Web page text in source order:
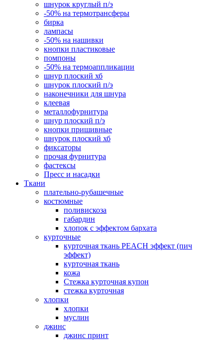
шнурок круглый п/э
-50% на термотрансферы
бирка
лампасы
-50% на нашивки
кнопки пластиковые
помпоны
-50% на термоаппликации
шнур плоский хб
шнурок плоский п/э
наконечники для шнура
клеевая
металлофурнитура
шнур плоский п/э
кнопки пришивные
шнурок плоский хб
фиксаторы
прочая фурнитура
фастексы
Пресс и насадки
Ткани
плательно-рубашечные
костюмные
поливискоза
габардин
хлопок с эффектом бархата
курточные
курточная ткань PEACH эффект (пич
эффект)
курточная ткань
кожа
Стежка курточная купон
стежка курточная
хлопки
хлопки
муслин
джинс
джинс принт